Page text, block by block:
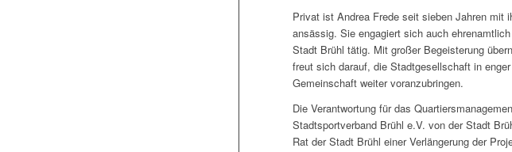
Privat ist Andrea Frede seit sieben Jahren mit
ansässig. Sie engagiert sich auch
Stadt Brühl tätig. Mit großer Begeisterung
freut sich darauf, die Stadtgesellschaft in
Gemeinschaft weiter voranzubringen.
Die Verantwortung für das
Stadtsportverband Brühl e.V. von der Stadt
Rat der Stadt Brühl einer Verlängerung der